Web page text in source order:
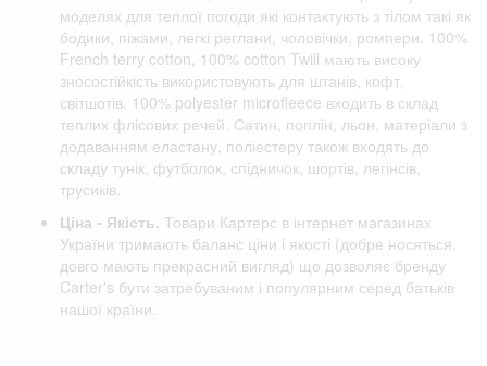
моделях для теплої погоди які контактують з тілом такі як
бодики, піжами, легкі реглани, чоловічки, ромпери. 100%
French terry cotton, 100% cotton Twill мають високу
зносостійкість використовують для штанів, кофт,
світшотів. 100% polyester microfleece входить в склад
теплих флісових речей. Сатин, поплін, льон, матеріали з
додаванням еластану, поліестеру також входять до
складу тунік, футболок, спідничок, шортів, легінсів,
трусиків.
Ціна - Якість. Товари Картерс в інтернет магазинах
України тримають баланс ціни і якості (добре носяться,
довго мають прекрасний вигляд) що дозволяє бренду
Carter's бути затребуваним і популярним серед батьків
нашої країни.